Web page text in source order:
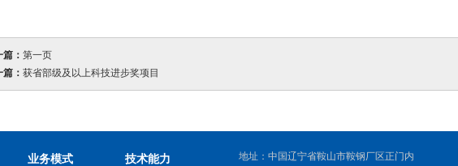
： 第一页
： 获省部级及以上科技进步奖项目
业务模式 技术能力
地址：中国辽宁省鞍山市鞍钢厂区正门内